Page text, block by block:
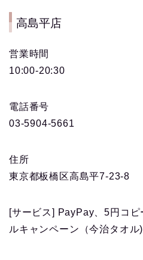
高島平店
営業時間
10:00-20:30
電話番号
03-5904-5661
住所
東京都板橋区高島平7-23-8
[サービス] PayPay、5円コ
ルキャンペーン（今治タオル)